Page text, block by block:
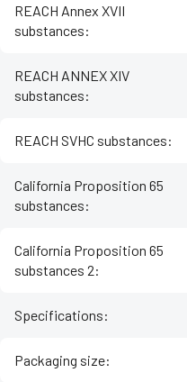
REACH Annex XVII
substances:
REACH ANNEX XIV
substances:
REACH SVHC substances:
California Proposition 65
substances:
California Proposition 65
substances 2:
Specifications:
Packaging size: